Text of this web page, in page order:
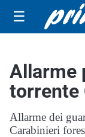
☰
Allarme
torrente
Allarme dei
Carabinieri